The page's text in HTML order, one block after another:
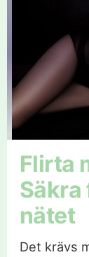
Flirta
nätet
Det krävs